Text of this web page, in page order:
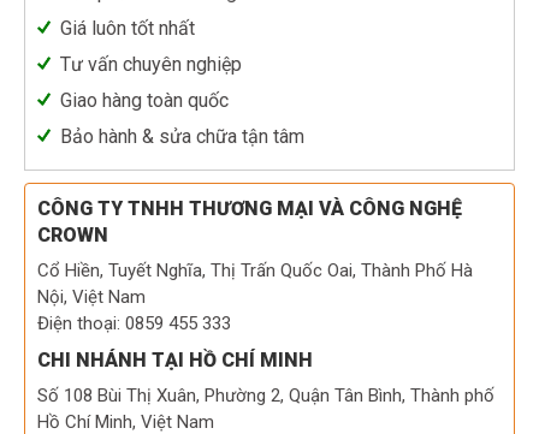
Giá luôn tốt nhất
Tư vấn chuyên nghiệp
Giao hàng toàn quốc
Bảo hành & sửa chữa tận tâm
CÔNG TY TNHH THƯƠNG MẠI VÀ CÔNG NGHỆ
CROWN
Cổ Hiền, Tuyết Nghĩa, Thị Trấn Quốc Oai, Thành Phố Hà
Nội, Việt Nam
Điện thoại: 0859 455 333
CHI NHÁNH TẠI HỒ CHÍ MINH
Số 108 Bùi Thị Xuân, Phường 2, Quận Tân Bình, Thành phố
Hồ Chí Minh, Việt Nam